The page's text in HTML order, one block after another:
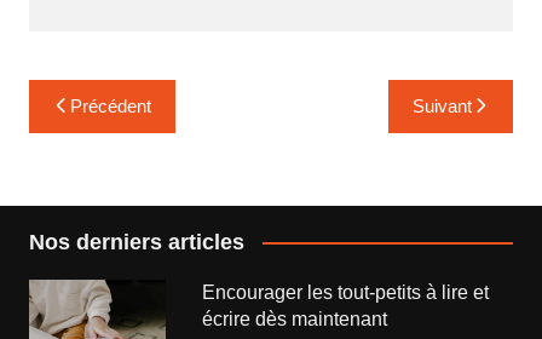
Navigation
de
Précédent Suivant
Nos derniers articles
Encourager les tout-petits à lire et
écrire dès maintenant